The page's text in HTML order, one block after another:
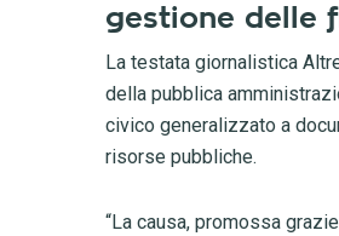
gestione delle
La testata giornalistica
della pubblica
civico generalizzato a
risorse pubbliche.
“La causa, promossa